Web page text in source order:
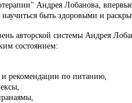
Андрея Лобанова,
быть здоровыми и
авторской системы Андрея
состоянием:
рекомендации по питанию,